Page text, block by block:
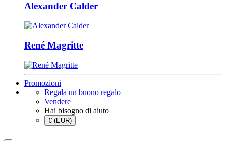
Alexander Calder
René Magritte
Promozioni
Regala un buono regalo
Vendere
Hai bisogno di aiuto
€ (EUR)